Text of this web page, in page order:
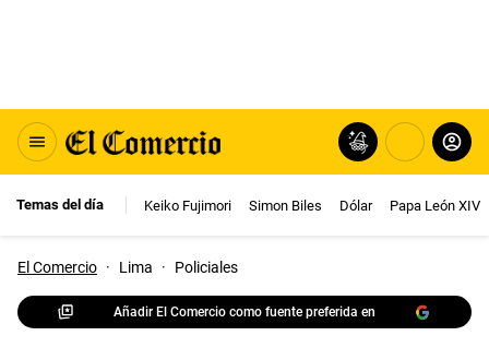
Temas del día Keiko Fujimori Simon Biles Dólar Papa León XIV
El Comercio · Lima · Policiales
Añadir El Comercio como fuente preferida en